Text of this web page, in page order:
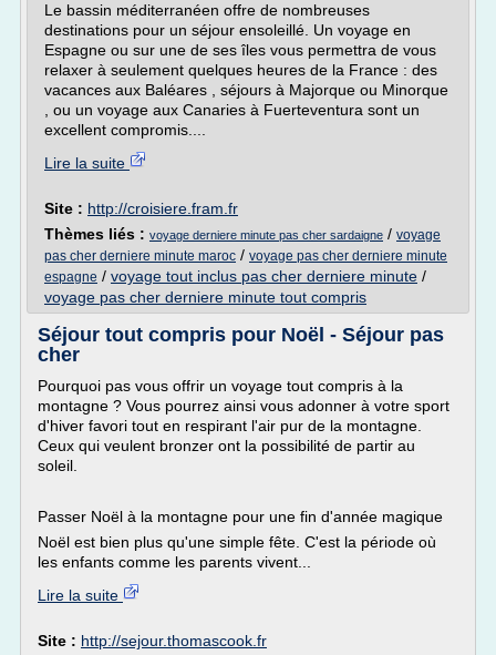
Le bassin méditerranéen offre de nombreuses
destinations pour un séjour ensoleillé. Un voyage en
Espagne ou sur une de ses îles vous permettra de vous
relaxer à seulement quelques heures de la France : des
vacances aux Baléares , séjours à Majorque ou Minorque
, ou un voyage aux Canaries à Fuerteventura sont un
excellent compromis....
Lire la suite
Site : http://croisiere.fram.fr
Thèmes liés : voyage derniere minute pas cher sardaigne / voyage
pas cher derniere minute maroc / voyage pas cher derniere minute
espagne / voyage tout inclus pas cher derniere minute /
voyage pas cher derniere minute tout compris
Séjour tout compris pour Noël - Séjour pas
cher
Pourquoi pas vous offrir un voyage tout compris à la
montagne ? Vous pourrez ainsi vous adonner à votre sport
d'hiver favori tout en respirant l'air pur de la montagne.
Ceux qui veulent bronzer ont la possibilité de partir au
soleil.
Passer Noël à la montagne pour une fin d'année magique
Noël est bien plus qu'une simple fête. C'est la période où
les enfants comme les parents vivent...
Lire la suite
Site : http://sejour.thomascook.fr